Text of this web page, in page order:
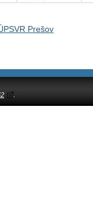
Prešov